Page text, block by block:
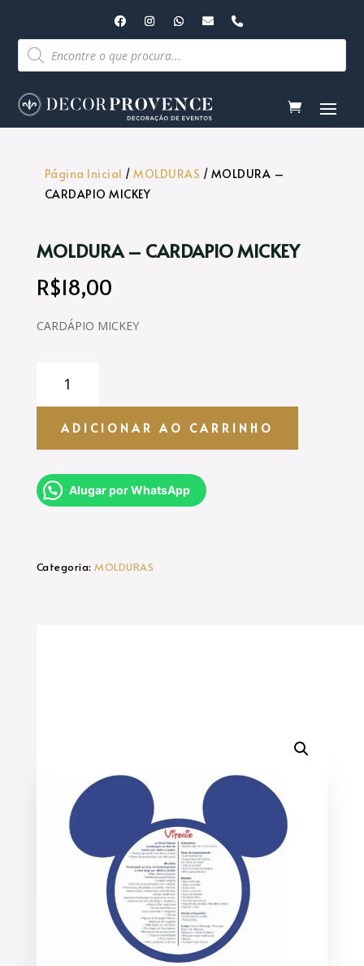
Pesquisar
produtos
Página Inicial /MOLDURAS / MOLDURA –
CARDAPIO MICKEY
MOLDURA – CARDAPIO MICKEY
R$18,00
CARDÁPIO MICKEY
CARDAPIO
MICKEYADICIONAR AO CARRINHO
Alugar por WhatsApp
Categoria:MOLDURAS